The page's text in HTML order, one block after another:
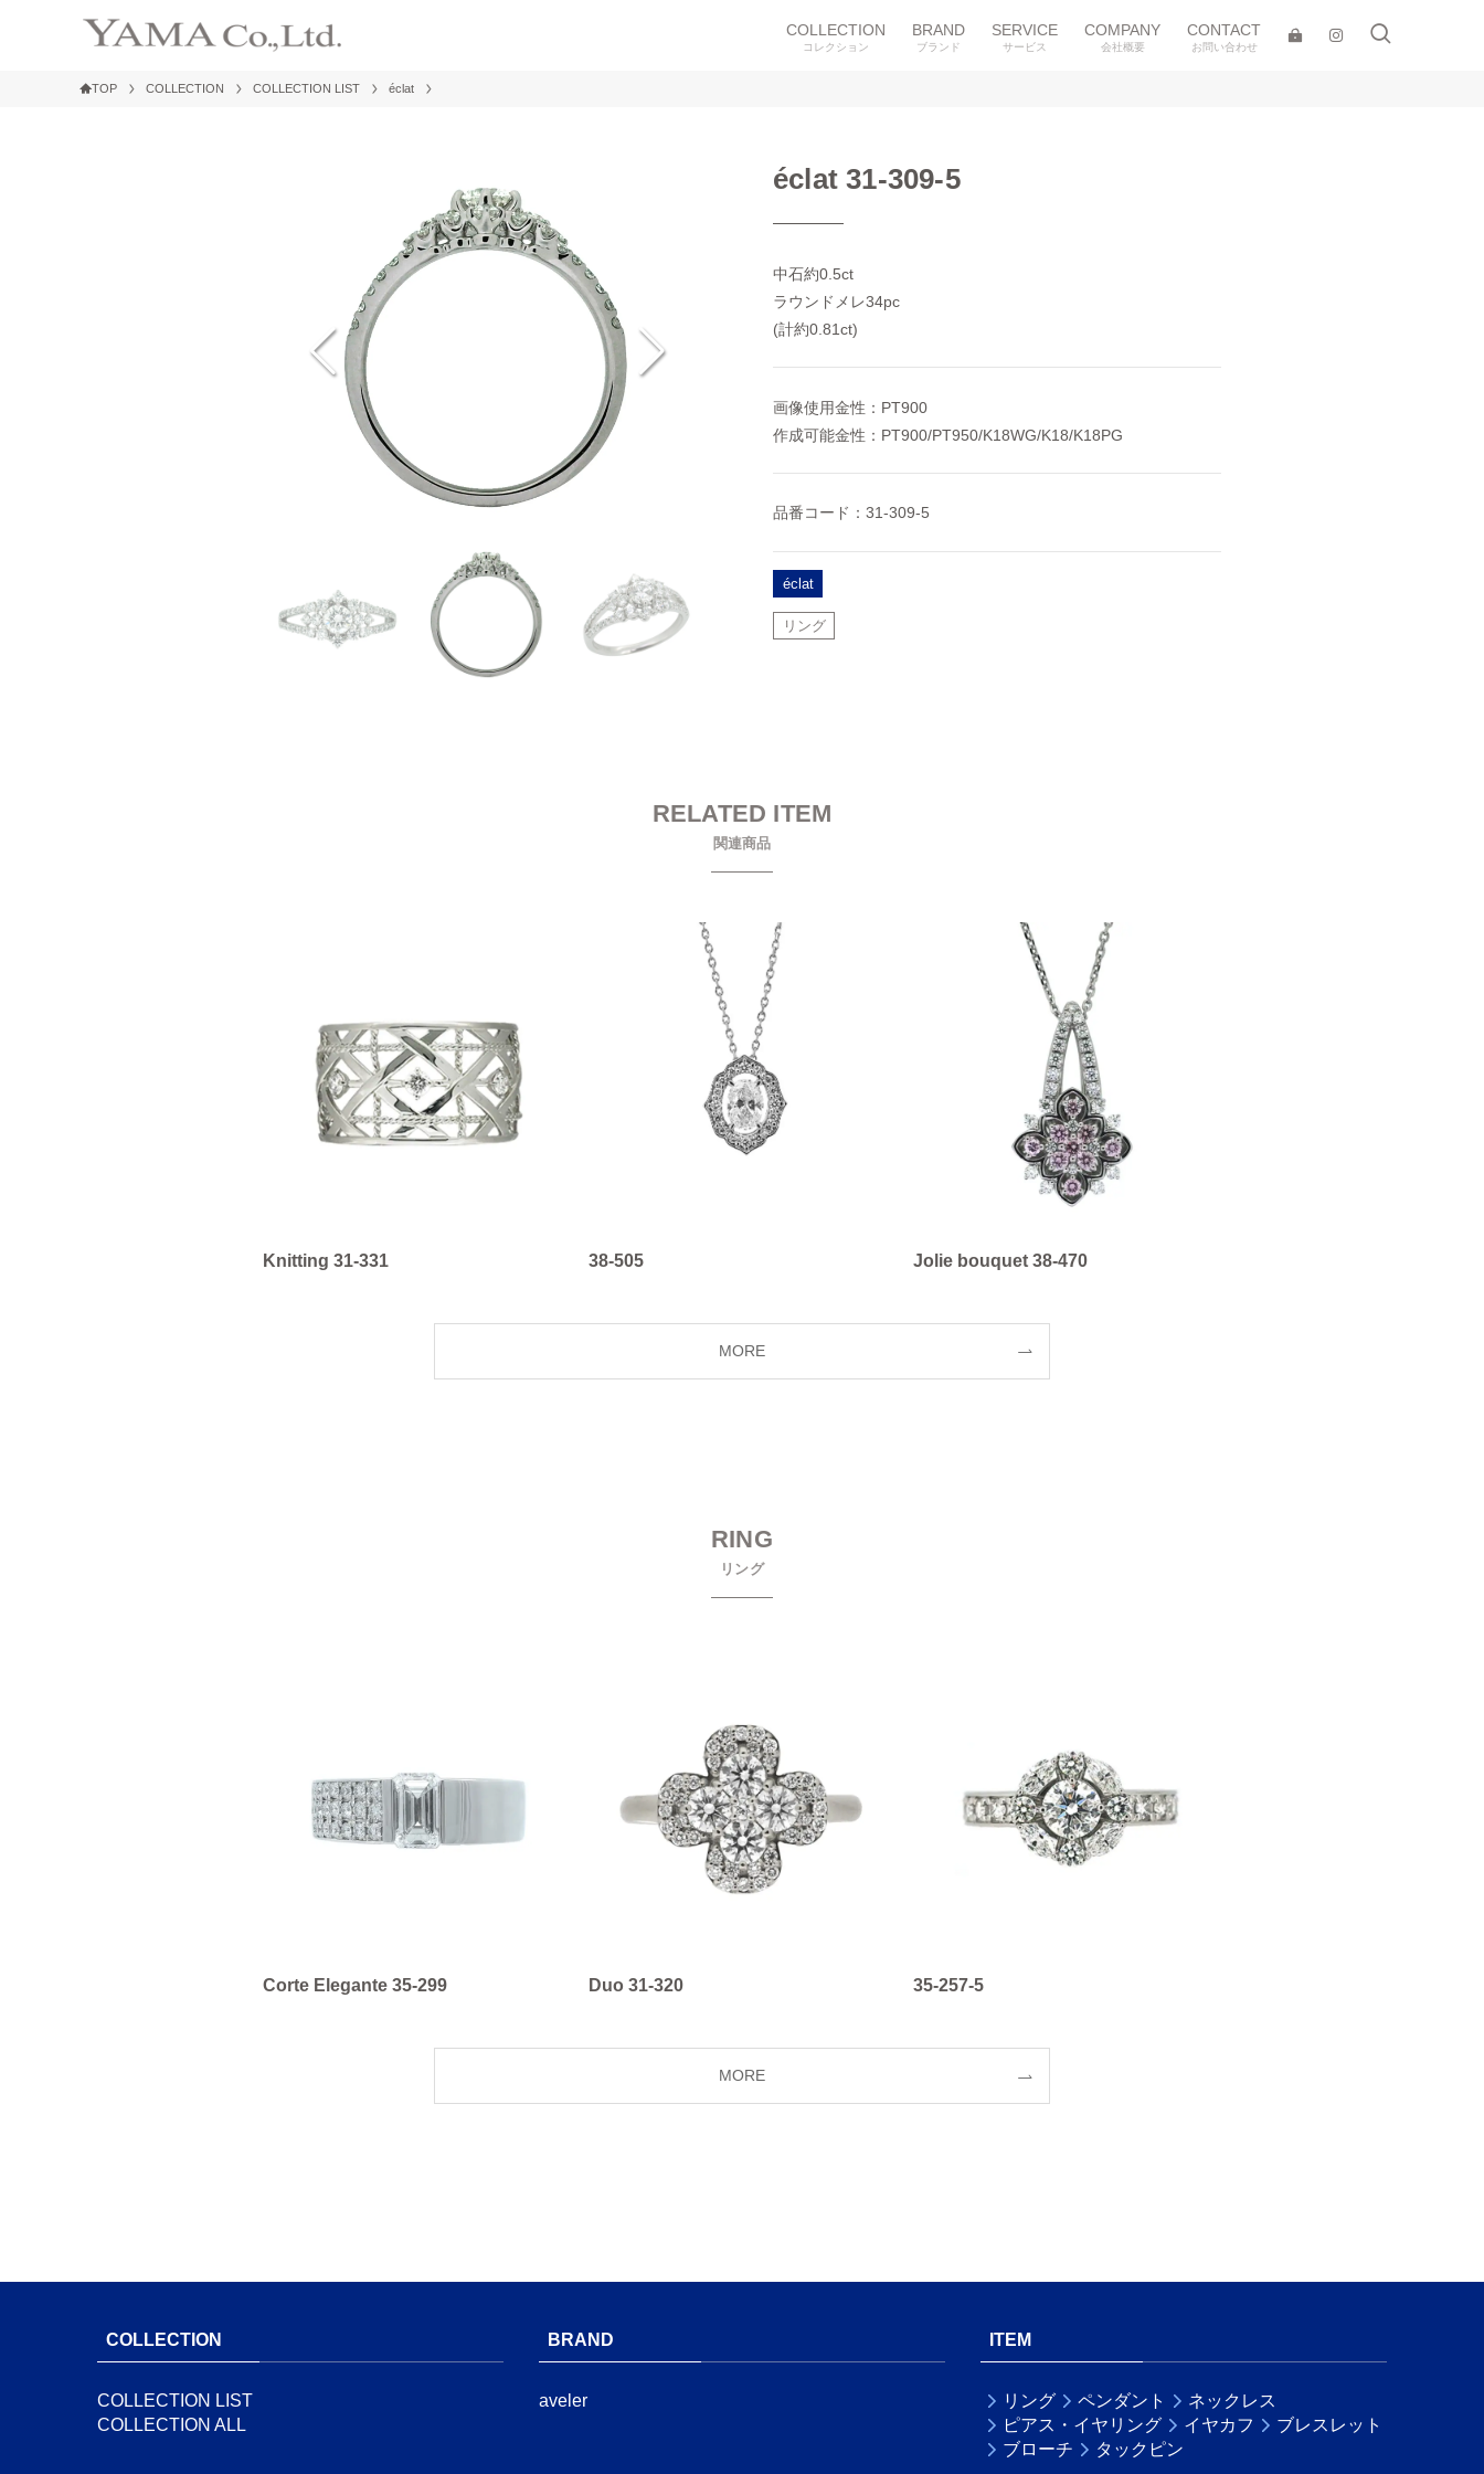
COLLECTION
コレクション
BRAND
ブランド
SERVICE
サービス
COMPANY
会社概要
CONTACT
お問い合わせ
TOP COLLECTION COLLECTION LIST éclat
éclat 31-309-5
中石約0.5ct
ラウンドメレ34pc
(計約0.81ct)
画像使用金性：PT900
作成可能金性：PT900/PT950/K18WG/K18/K18PG
品番コード：31-309-5
éclat
リング
RELATED ITEM
関連商品
Knitting 31-331 38-505 Jolie bouquet 38-470
MORE
RING
リング
Corte Elegante 35-299 Duo 31-320 35-257-5
MORE
COLLECTION
COLLECTION LIST
COLLECTION ALL
BRAND
aveler
ITEM
リング ペンダント
ネックレス
ピアス・イヤリング
イヤカフ
ブレスレット
ブローチ
タックピン